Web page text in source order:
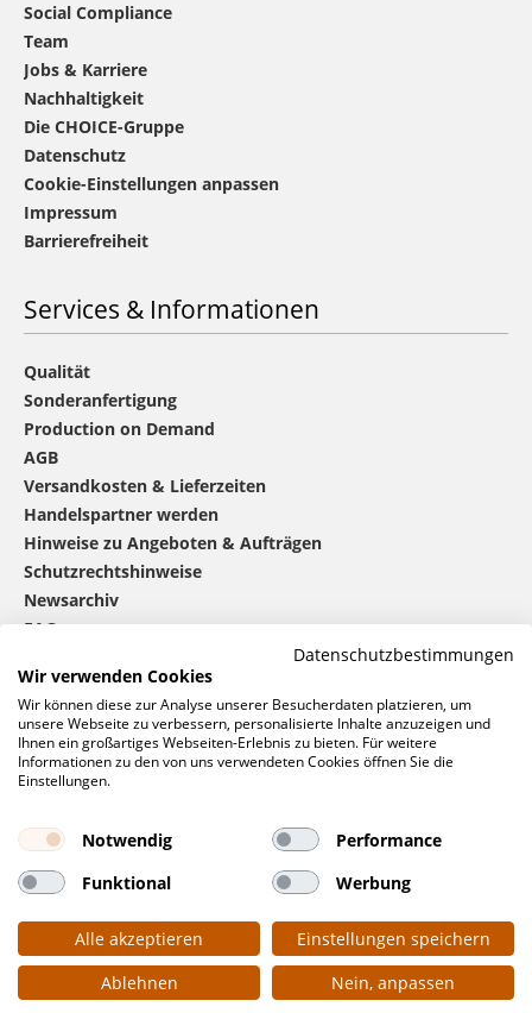
Social Compliance
Team
Jobs & Karriere
Nachhaltigkeit
Die CHOICE-Gruppe
Datenschutz
Cookie-Einstellungen anpassen
Impressum
Barrierefreiheit
Services & Informationen
Qualität
Sonderanfertigung
Production on Demand
AGB
Versandkosten & Lieferzeiten
Handelspartner werden
Hinweise zu Angeboten & Aufträgen
Schutzrechtshinweise
Newsarchiv
FAQ
mbw®kontaktieren
0 46 06 / 94 02 - 0
Rufen Sie uns an
Anfrage
Soziale Netzwerke
Datenschutzbestimmungen
Wir verwenden Cookies
Wir können diese zur Analyse unserer Besucherdaten platzieren, um
unsere Webseite zu verbessern, personalisierte Inhalte anzuzeigen und
Ihnen ein großartiges Webseiten-Erlebnis zu bieten. Für weitere
Informationen zu den von uns verwendeten Cookies öffnen Sie die
Einstellungen.
Notwendig
Performance
Funktional
Werbung
Alle akzeptieren
Einstellungen speichern
Ablehnen
Nein, anpassen